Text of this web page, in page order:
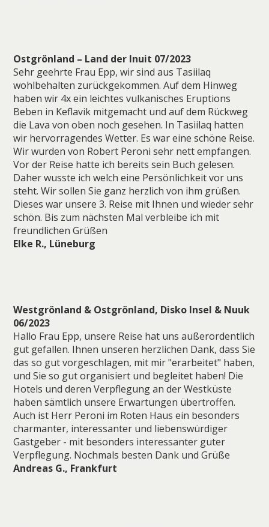
Ostgrönland – Land der Inuit 07/2023
Sehr geehrte Frau Epp, wir sind aus Tasiilaq
wohlbehalten zurückgekommen. Auf dem Hinweg
haben wir 4x ein leichtes vulkanisches Eruptions
Beben in Keflavik mitgemacht und auf dem Rückweg
die Lava von oben noch gesehen. In Tasiilaq hatten
wir hervorragendes Wetter. Es war eine schöne Reise.
Wir wurden von Robert Peroni sehr nett empfangen.
Vor der Reise hatte ich bereits sein Buch gelesen.
Daher wusste ich welch eine Persönlichkeit vor uns
steht. Wir sollen Sie ganz herzlich von ihm grüßen.
Dieses war unsere 3. Reise mit Ihnen und wieder sehr
schön. Bis zum nächsten Mal verbleibe ich mit
freundlichen Grüßen
Elke R., Lüneburg
Westgrönland & Ostgrönland, Disko Insel & Nuuk
06/2023
Hallo Frau Epp, unsere Reise hat uns außerordentlich
gut gefallen. Ihnen unseren herzlichen Dank, dass Sie
das so gut vorgeschlagen, mit mir "erarbeitet" haben,
und Sie so gut organisiert und begleitet haben! Die
Hotels und deren Verpflegung an der Westküste
haben sämtlich unsere Erwartungen übertroffen.
Auch ist Herr Peroni im Roten Haus ein besonders
charmanter, interessanter und liebenswürdiger
Gastgeber - mit besonders interessanter guter
Verpflegung. Nochmals besten Dank und Grüße
Andreas G., Frankfurt